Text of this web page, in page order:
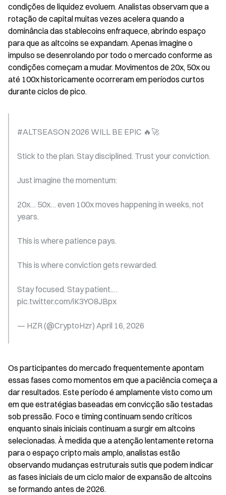
condições de liquidez evoluem. Analistas observam que a
rotação de capital muitas vezes acelera quando a
dominância das stablecoins enfraquece, abrindo espaço
para que as altcoins se expandam. Apenas imagine o
impulso se desenrolando por todo o mercado conforme as
condições começam a mudar. Movimentos de 20x, 50x ou
até 100x historicamente ocorreram em períodos curtos
durante ciclos de pico.
#ALTSEASON 2026 WILL BE EPIC 🔥🚀
Stick to the plan. Stay disciplined. Trust your conviction.
Just imagine the momentum:
20x… 50x… even 100x moves happening in weeks, not
years.
This is where patience pays.
This is where conviction gets rewarded.
Stay focused. Stay patient.…
pic.twitter.com/iK3YO8JBpx
— HZR (@CryptoHzr) April 16, 2026
Os participantes do mercado frequentemente apontam
essas fases como momentos em que a paciência começa a
dar resultados. Este período é amplamente visto como um
em que estratégias baseadas em convicção são testadas
sob pressão. Foco e timing continuam sendo críticos
enquanto sinais iniciais continuam a surgir em altcoins
selecionadas. À medida que a atenção lentamente retorna
para o espaço cripto mais amplo, analistas estão
observando mudanças estruturais sutis que podem indicar
as fases iniciais de um ciclo maior de expansão de altcoins
se formando antes de 2026.